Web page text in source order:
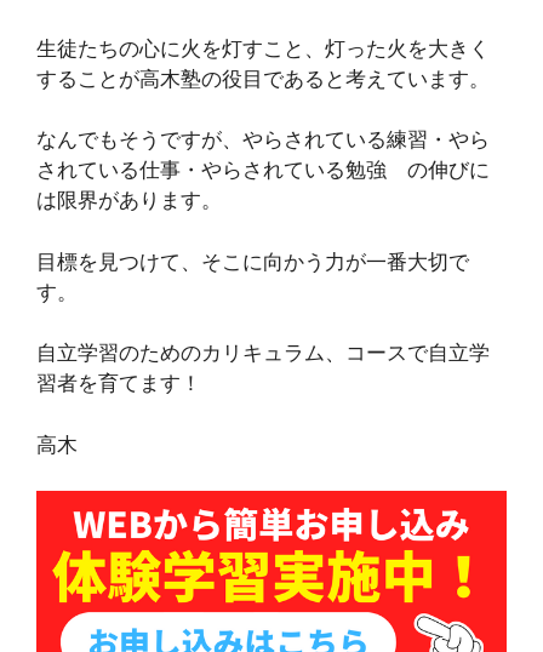
生徒たちの心に火を灯すこと、灯った火を大きく
することが高木塾の役目であると考えています。
なんでもそうですが、やらされている練習・やら
されている仕事・やらされている勉強 の伸びに
は限界があります。
目標を見つけて、そこに向かう力が一番大切で
す。
自立学習のためのカリキュラム、コースで自立学
習者を育てます！
高木